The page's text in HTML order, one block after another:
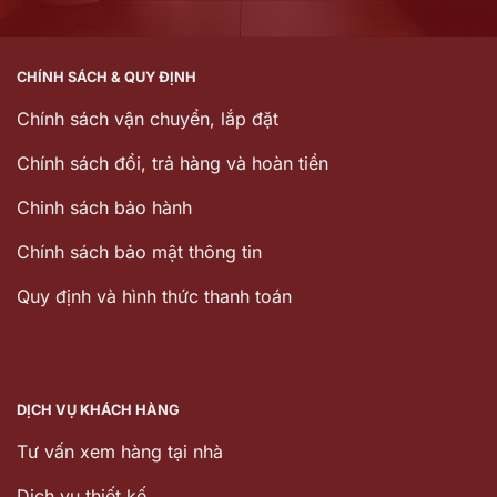
thiết kế, tối ưu công năng và phù hợp với tổng mức
đầu tư của công trình.
Một bộ combo có thể bao gồm:
Bồn cầu.
Lavabo.
Vòi lavabo.
Tủ lavabo.
Bộ phụ kiện phòng tắm.
CHÍNH SÁCH & QUY ĐỊNH
Chính sách vận chuyển, lắp đặt
Chính sách đổi, trả hàng và hoàn tiền
Chinh sách bảo hành
Chính sách bảo mật thông tin
Quy định và hình thức thanh toán
DỊCH VỤ KHÁCH HÀNG
Tư vấn xem hàng tại nhà